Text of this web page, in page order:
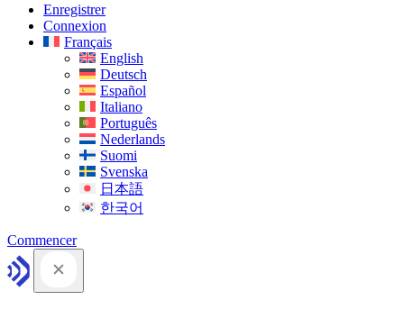
Enregistrer
Connexion
Français
English
Deutsch
Español
Italiano
Português
Nederlands
Suomi
Svenska
日本語
한국어
Commencer